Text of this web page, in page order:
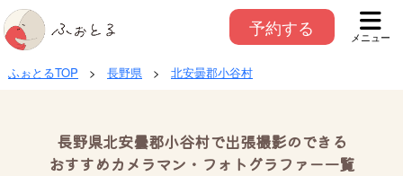
予約する メニュー
ふぉとるTOP > 長野県 > 北安曇郡小谷村
長野県北安曇郡小谷村で出張撮影のできる
おすすめカメラマン・フォトグラファー一覧